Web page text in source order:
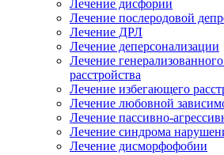
Лечение дисфории
Лечение послеродовой
Лечение ДРЛ
Лечение деперсонализации
Лечение
расстройства
Лечение избегающего
Лечение любовной
Лечение пассивно-
Лечение синдрома
Лечение дисморфофобии